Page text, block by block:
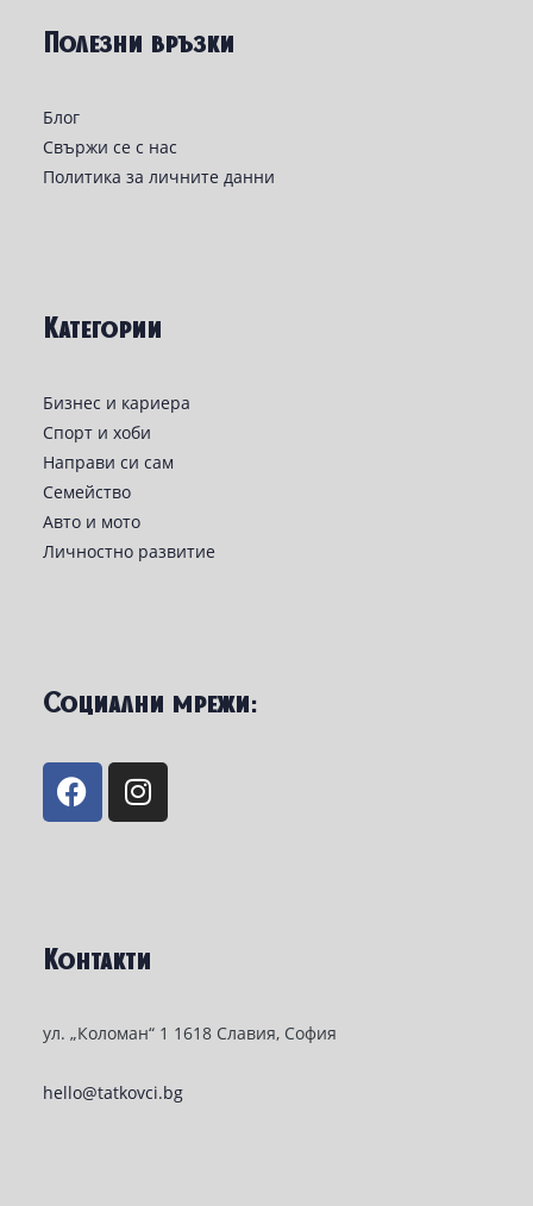
Полезни връзки
Блог
Свържи се с нас
Политика за личните данни
Категории
Бизнес и кариера
Спорт и хоби
Направи си сам
Семейство
Авто и мото
Личностно развитие
Социални мрежи:
Контакти
ул. „Коломан“ 1 1618 Славия, София
hello@tatkovci.bg